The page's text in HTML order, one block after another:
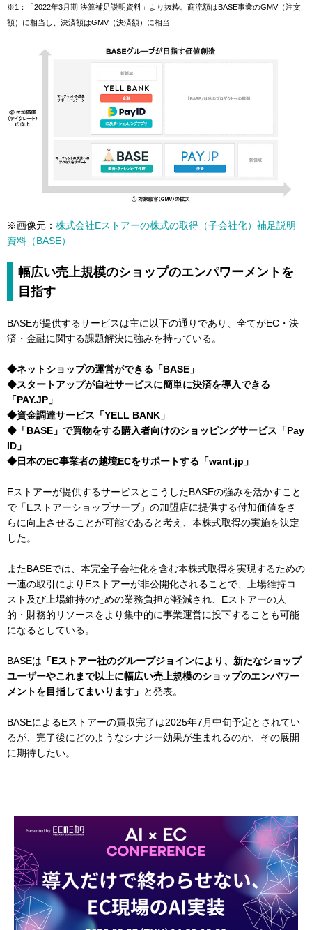
※1：「2022年3月期 決算補足説明資料」より抜粋。商流額はBASE事業のGMV（注文
額）に相当し、決済額はGMV（決済額）に相当
※画像元： 株式会社Eストアーの株式の取得（子会社化）補足説明
資料（BASE）
幅広い売上規模のショップのエンパワーメントを
目指す
BASEが提供するサービスは主に以下の通りであり、全てがEC・決
済・金融に関する課題解決に強みを持っている。
◆ネットショップの運営ができる「BASE」
◆スタートアップが自社サービスに簡単に決済を導入できる
「PAY.JP」
◆資金調達サービス「YELL BANK」
◆「BASE」で買物をする購入者向けのショッピングサービス「Pay
ID」
◆日本のEC事業者の越境ECをサポートする「want.jp」
Eストアーが提供するサービスとこうしたBASEの強みを活かすこと
で「Eストアーショップサーブ」の加盟店に提供する付加価値をさ
らに向上させることが可能であると考え、本株式取得の実施を決定
した。
またBASEでは、本完全子会社化を含む本株式取得を実現するための
一連の取引によりEストアーが非公開化されることで、上場維持コ
スト及び上場維持のための業務負担が軽減され、Eストアーの人
的・財務的リソースをより集中的に事業運営に投下することも可能
になるとしている。
BASEは 「Eストアー社のグループジョインにより、新たなショップ
ユーザーやこれまで以上に幅広い売上規模のショップのエンパワー
メントを目指してまいります」 と発表。
BASEによるEストアーの買収完了は2025年7月中旬予定とされてい
るが、完了後にどのようなシナジー効果が生まれるのか、その展開
に期待したい。